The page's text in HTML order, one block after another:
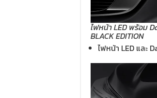
ไฟหน้า LED พร้อม
BLACK EDITION
ไฟหน้า LED และ